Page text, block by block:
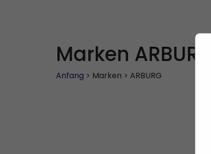
Marken
Anfang > Marken > ARBURG